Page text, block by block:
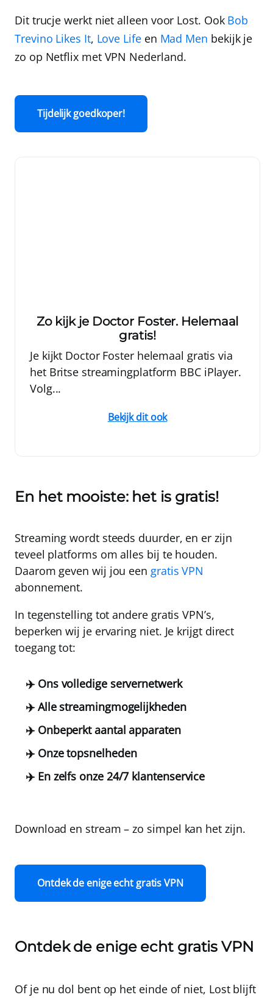
Dit trucje werkt niet alleen voor Lost. Ook Bob
Trevino Likes It, Love Lifeen Mad Men bekijk je
zo op Netflix met VPN Nederland.
Tijdelijk goedkoper!
Zo kijk je Doctor Foster. Helemaal
gratis!
Je kijkt Doctor Foster helemaal gratis via
het Britse streamingplatform BBC iPlayer.
Volg...
Bekijk dit ook
En het mooiste: het is gratis!
Streaming wordt steeds duurder, en er zijn
teveel platforms om alles bij te houden.
Daarom geven wij jou een gratis VPN
abonnement.
In tegenstelling tot andere gratis VPN’s,
beperken wij je ervaring niet. Je krijgt direct
toegang tot:
✈️ Ons volledige servernetwerk
✈️ Alle streamingmogelijkheden
✈️ Onbeperkt aantal apparaten
✈️ Onze topsnelheden
✈️ En zelfs onze 24/7 klantenservice
Download en stream – zo simpel kan het zijn.
Ontdek de enige echt gratis VPN
Ontdek de enige echt gratis VPN
Of je nu dol bent op het einde of niet, Lost blijft